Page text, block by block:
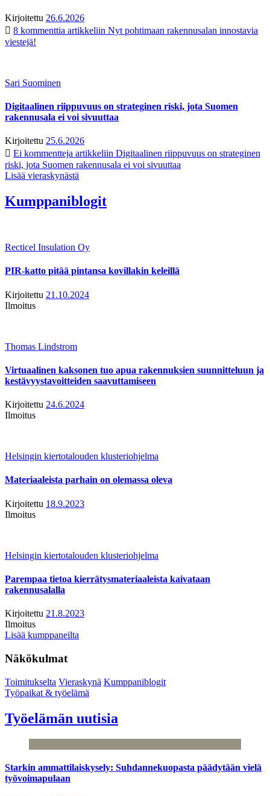
Kirjoitettu 26.6.2026
8 kommenttia artikkeliin Nyt pohtimaan rakennusalan innostavia
viestejä!
Sari Suominen
Digitaalinen riippuvuus on strateginen riski, jota Suomen
rakennusala ei voi sivuuttaa
Kirjoitettu 25.6.2026
Ei kommentteja artikkeliin Digitaalinen riippuvuus on strateginen
riski, jota Suomen rakennusala ei voi sivuuttaa
Lisää vieraskynästä
Kumppaniblogit
Recticel Insulation Oy
PIR-katto pitää pintansa kovillakin keleillä
Kirjoitettu 21.10.2024
Ilmoitus
Thomas Lindstrom
Virtuaalinen kaksonen tuo apua rakennuksien suunnitteluun ja
kestävyystavoitteiden saavuttamiseen
Kirjoitettu 24.6.2024
Ilmoitus
Helsingin kiertotalouden klusteriohjelma
Materiaaleista parhain on olemassa oleva
Kirjoitettu 18.9.2023
Ilmoitus
Helsingin kiertotalouden klusteriohjelma
Parempaa tietoa kierrätysmateriaaleista kaivataan
rakennusalalla
Kirjoitettu 21.8.2023
Ilmoitus
Lisää kumppaneilta
Näkökulmat
Toimitukselta Vieraskynä Kumppaniblogit
Työpaikat & työelämä
Työelämän uutisia
Starkin ammattilaiskysely: Suhdannekuopasta päädytään vielä
työvoimapulaan